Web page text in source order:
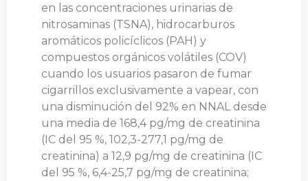
en las concentraciones urinarias de
nitrosaminas (TSNA), hidrocarburos
aromáticos policíclicos (PAH) y
compuestos orgánicos volátiles (COV)
cuando los usuarios pasaron de fumar
cigarrillos exclusivamente a vapear, con
una disminución del 92% en NNAL desde
una media de 168,4 pg/mg de creatinina
(IC del 95 %, 102,3-277,1 pg/mg de
creatinina) a 12,9 pg/mg de creatinina (IC
del 95 %, 6,4-25,7 pg/mg de creatinina;